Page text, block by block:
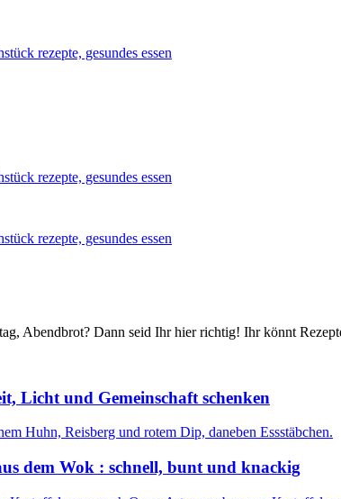
Abendbrot? Dann seid Ihr hier richtig! Ihr könnt
Licht und Gemeinschaft schenken
dem Wok : schnell, bunt und knackig